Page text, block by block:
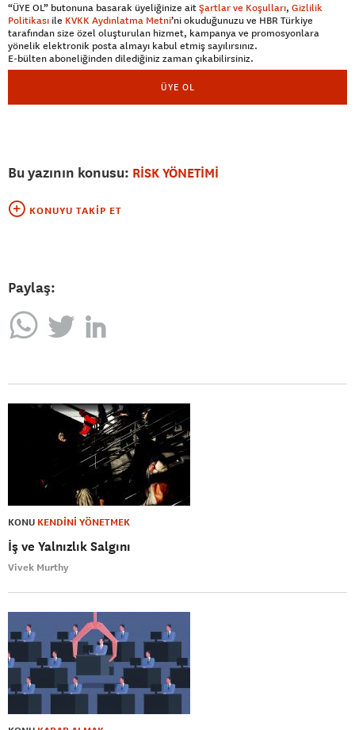
“ÜYE OL” butonuna basarak üyeliğinize aitŞartlar ve Koşulları, Gizlilik
Politikası ile KVKK Aydınlatma Metni’ni okuduğunuzu ve HBR Türkiye
tarafından size özel oluşturulan hizmet, kampanya ve promosyonlara
yönelik elektronik posta almayı kabul etmiş sayılırsınız.
E-bülten aboneliğinden dilediğiniz zaman çıkabilirsiniz.
ÜYE OL
Bu yazının konusu: RİSK YÖNETİMİ
KONUYU TAKIP ET
Paylaş:
KONU KENDİNİ YÖNETMEK
İş ve Yalnızlık Salgını
Vivek Murthy